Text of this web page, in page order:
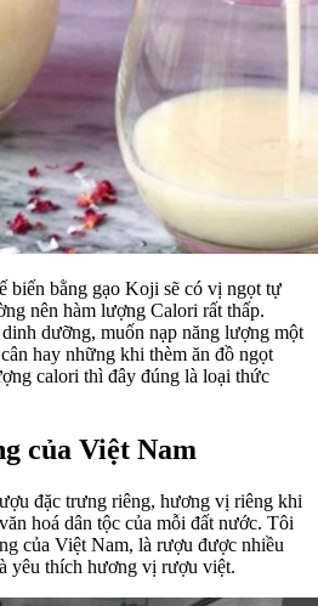
biến bằng gạo Koji sẽ có vị ngọt tự
nên hàm lượng Calori rất thấp.
dưỡng, muốn nạp năng lượng một
hay những khi thèm ăn đồ ngọt
calori thì đây đúng là loại thức
của Việt Nam
đặc trưng riêng, hương vị riêng khi
hoá dân tộc của mỗi đất nước. Tôi
của Việt Nam, là rượu được nhiều
yêu thích hương vị rượu việt.